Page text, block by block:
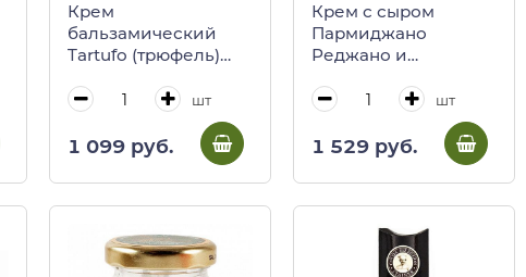
Крем
бальзамический
Tartufo (трюфель)
шт
1 099 руб.
Крем с сыром
Пармиджано
Реджано и
Tartufi, 90 г (ст/б)
шт
1 529 руб.